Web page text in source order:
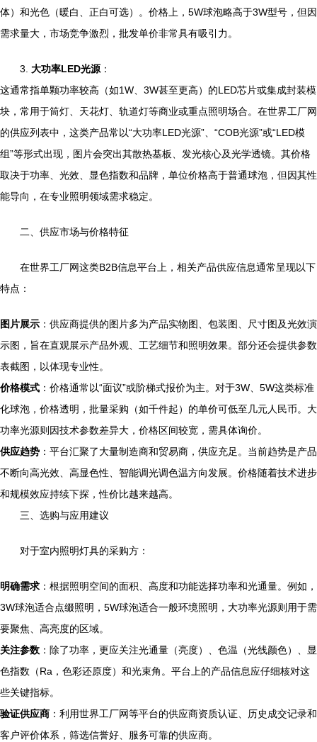
体）和光色（暖白、正白可选）。价格上，5W球泡略高于3W型号，但因
需求量大，市场竞争激烈，批发单价非常具有吸引力。
3. 大功率LED光源 ：
这通常指单颗功率较高（如1W、3W甚至更高）的LED芯片或集成封装模
块，常用于筒灯、天花灯、轨道灯等商业或重点照明场合。在世界工厂网
的供应列表中，这类产品常以“大功率LED光源”、“COB光源”或“LED模
组”等形式出现，图片会突出其散热基板、发光核心及光学透镜。其价格
取决于功率、光效、显色指数和品牌，单位价格高于普通球泡，但因其性
能导向，在专业照明领域需求稳定。
二、供应市场与价格特征
在世界工厂网这类B2B信息平台上，相关产品供应信息通常呈现以下
特点：
图片展示 ：供应商提供的图片多为产品实物图、包装图、尺寸图及光效演
示图，旨在直观展示产品外观、工艺细节和照明效果。部分还会提供参数
表截图，以体现专业性。
价格模式 ：价格通常以“面议”或阶梯式报价为主。对于3W、5W这类标准
化球泡，价格透明，批量采购（如千件起）的单价可低至几元人民币。大
功率光源则因技术参数差异大，价格区间较宽，需具体询价。
供应趋势 ：平台汇聚了大量制造商和贸易商，供应充足。当前趋势是产品
不断向高光效、高显色性、智能调光调色温方向发展。价格随着技术进步
和规模效应持续下探，性价比越来越高。
三、选购与应用建议
对于室内照明灯具的采购方：
明确需求 ：根据照明空间的面积、高度和功能选择功率和光通量。例如，
3W球泡适合点缀照明，5W球泡适合一般环境照明，大功率光源则用于需
要聚焦、高亮度的区域。
关注参数 ：除了功率，更应关注光通量（亮度）、色温（光线颜色）、显
色指数（Ra，色彩还原度）和光束角。平台上的产品信息应仔细核对这
些关键指标。
验证供应商 ：利用世界工厂网等平台的供应商资质认证、历史成交记录和
客户评价体系，筛选信誉好、服务可靠的供应商。